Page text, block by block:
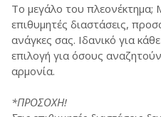
Το µεγάλο του πλεονέκτηµα;
επιθυµητές διαστάσεις,
ανάγκες σας. Ιδανικό για
επιλογή για όσους
αρµονία.
*ΠΡΟΣΟΧΗ!